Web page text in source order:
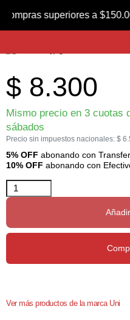
Producto nuevo
Hilo para Atar Moscas 3/0 UW Uni-
$ 8.300
Mismo precio en 3 cuotas
sábados
Precio sin impuestos nacionales: $
5% OFF abonando con
10% OFF abonando con
Ver más productos de la marca Uni
superiores a $150.000!